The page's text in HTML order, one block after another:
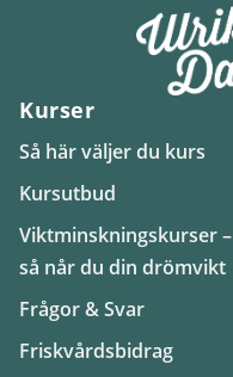
Kurser
Så här väljer du kurs
Kursutbud
Viktminskningskurser –
så når du din drömvikt
Frågor & Svar
Friskvårdsbidrag